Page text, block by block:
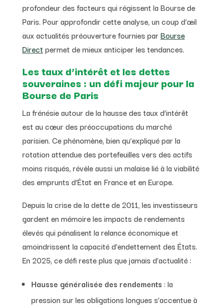
profondeur des facteurs qui régissent la Bourse de
Paris. Pour approfondir cette analyse, un coup d’œil
aux actualités préouverture fournies parBourse
Direct permet de mieux anticiper les tendances.
Les taux d’intérêt et les dettes
souveraines : un défi majeur pour la
Bourse de Paris
La frénésie autour de la hausse des taux d’intérêt
est au cœur des préoccupations du marché
parisien. Ce phénomène, bien qu’expliqué par la
rotation attendue des portefeuilles vers des actifs
moins risqués, révèle aussi un malaise lié à la viabilité
des emprunts d’État en France et en Europe.
Depuis la crise de la dette de 2011, les investisseurs
gardent en mémoire les impacts de rendements
élevés qui pénalisent la relance économique et
amoindrissent la capacité d’endettement des États.
En 2025, ce défi reste plus que jamais d’actualité :
Hausse généralisée des rendements : la
pression sur les obligations longues s’accentue à